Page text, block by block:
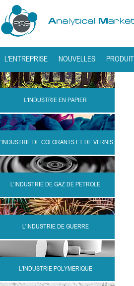
L'ENTREPRISE NOUVELLES
L'INDUSTRIE EN PAPIER
DE COLORANTS ET DE VERNIS
L'INDUSTRIE DE GAZ DE PETROLE
L'INDUSTRIE DE GUERRE
L'INDUSTRIE POLYMERIQUE